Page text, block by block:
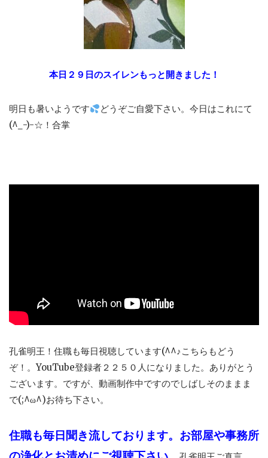
本日２９日のスイレンもっと開きました！
明日も暑いようです
どうぞご自愛下さい。今日はこれにて
(^_-)-☆！合掌
孔雀明王！住職も毎日視聴しています(^^♪こちらもどう
ぞ！。YouTube登録者２２５０人になりました。ありがとう
ございます。ですが、動画制作中ですのでしばしそのままま
で(;^ω^)お待ち下さい。
住職も毎日聞き流しております。お部屋や事務所